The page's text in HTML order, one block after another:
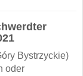
Bystrzyckie)
oder